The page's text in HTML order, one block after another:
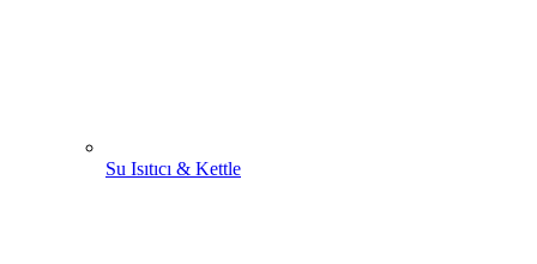
Su Isıtıcı & Kettle